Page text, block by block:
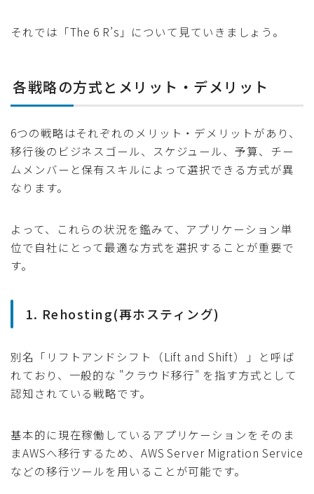
それでは「The 6 R’s」について見ていきましょう。
各戦略の方式とメリット・デメリット
6つの戦略はそれぞれのメリット・デメリットがあり、
移行後のビジネスゴール、スケジュール、予算、チー
ムメンバーと保有スキルによって選択できる方式が異
なります。
よって、これらの状況を鑑みて、アプリケーション単
位で自社にとって最適な方式を選択することが重要で
す。
1. Rehosting(再ホスティング)
別名「リフトアンドシフト（Lift and Shift） 」と呼ば
れており、一般的な "クラウド移行" を指す方式として
認知されている戦略です。
基本的に現在稼働しているアプリケーションをそのま
まAWSへ移行するため、AWS Server Migration Service
などの移行ツールを用いることが可能です。